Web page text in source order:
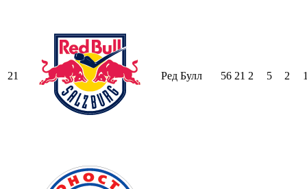
21 Ред Булл 56 21 2 5 2